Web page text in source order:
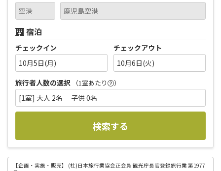
宿泊
チェックイン
10月5日(月)
チェックアウト
10月6日(火)
旅行者人数の選択
（1室あたり ）
[1室] 大人 2名 子供 0名
検索する
【企画・実施・販売】
(社)日本旅行業協会正会員 観光庁長官登録旅行業 第1977